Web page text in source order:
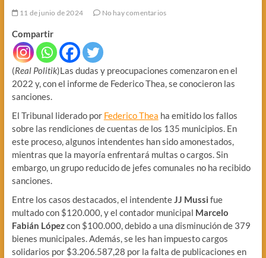
11 de junio de 2024 No hay comentarios
Compartir
(Real Politik)Las dudas y preocupaciones comenzaron en el
2022 y, con el informe de Federico Thea, se conocieron las
sanciones.
El Tribunal liderado por Federico Thea ha emitido los fallos
sobre las rendiciones de cuentas de los 135 municipios. En
este proceso, algunos intendentes han sido amonestados,
mientras que la mayoría enfrentará multas o cargos. Sin
embargo, un grupo reducido de jefes comunales no ha recibido
sanciones.
Entre los casos destacados, el intendenteJJ Mussi fue
multado con $120.000, y el contador municipal Marcelo
Fabián Lópezcon $100.000, debido a una disminución de 379
bienes municipales. Además, se les han impuesto cargos
solidarios por $3.206.587,28 por la falta de publicaciones en